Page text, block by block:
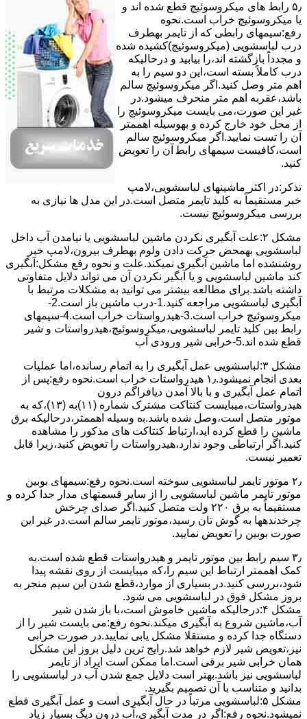
۵٫ رابط های ﻣﯿﮑﺮوﺳﻮﺋﯿﭻ ﻗﻄﻊ شده اند و
ﯾﺎ ﻣﯿﮑﺮوﺳﻮﺋﯿﭻ ﺧﺮاب اﺳﺖ.نحوه
رفع:سیمهای راﺑﻄﯽ ﮐﻪ از ﺗﺎﯾﻤﺮ بهطرف
درب لباسشویی (ﻣﯿﮑﺮوﺳﻮﺋﯿﭻ)کشیده شده
و مجدداً بازگشته اند،را ﺑﯿﺎﺑﯿﺪ و درحالیکه
درب کاملاً ﺑﺴﺘﻪ اﺳﺖ،اﯾﻦ دو ﺳﯿﻢ را ﺑﻪ
اﻫﻢ ﻣﺘﺮ وصل کنید.اﮔﺮ ﻣﯿﮑﺮوﺳﻮﺋﯿﭻ ﺳﺎﻟﻢ
ﺑﺎﺷﺪ،ﻋﻘﺮﺑﻪ اهم متر ﻣﻨﺤﺮف میشود.در
ﻏﯿﺮ اﯾﻦ ﺻﻮرت،می بایست ﻣﯿﮑﺮوﺳﻮﺋﯿﭻ را
از ﻣﺤﻞ خود ﺧﺎرج کرده و بهوسیله اهممتر
آن را ﺗﺴﺖ ﻧﻤﺎﯾﯿﺪ.اﮔﺮ ﻣﯿﮑﺮوﺳﻮﺋﯿﭻ ﺳﺎﻟﻢ
اﺳﺖ،ﮐﺎﻓﯿﺴﺖ سیمهای راﺑﻄ آن را ﺗﻌﻮﯾﺾ
کنید.
ﺗﺬﮐﺮ:در اﮐﺜﺮ ماشینهای لباسشویی،ﻻﻣﭗ
ﺧﺒﺮ مستقیماً ﺑﻪ ﮐﻠﯿﺪ ﺗﺎﯾﻤﺮ ﻣﺘﺼﻞ اﺳﺖ.در اﯾﻦ مدل ها ﻧﯿﺎزی ﺑﻪ
بررسی ﻣﯿﮑﺮوﺳﻮﺋﯿﭻ نیست.
مشکل ۲:علت آبگیری نکردن ماشین لباسشویی یا نیامدن آب داخل
لباسشویی بهمحض ﺣﺮﮐﺖ دادن وﻟﻮم بهطرف ﺑﯿﺮون،ﻻﻣﭗ ﺧﺒﺮ
روشنشده اﻣﺎ ﻣﺎﺷﯿﻦ آﺑﮕﯿﺮی نمیکند.ﻋﻠﺖ و نحوه رﻓﻊ مشکل:آبگیری
کند ماشین لباسشویی و یا آبگیر نکردن آن می تواند دلایل متفاوتی
داشته باشد.برای مطالعه بیشتر می توانید به مشکلات مرتبط با
آبگیری لباسشویی مراجعه کنید.1-درب ﻣﺎﺷﯿﻦ ﺑﺎز اﺳﺖ.2-
ﻣﯿﮑﺮوﺳﻮﺋﯿﭻ ﺧﺮاب اﺳﺖ.3-ﻫﯿﺪرواﺳﺘﺎت ﺧﺮاب اﺳﺖ.4-سیمهای
راﺑﻂ ﺑﯿﻦ ﮐﻠﯿﺪ ﺗﺎﯾﻤﺮ لباسشویی،ﻣﯿﮑﺮوﺳﻮﺋﯿﭻ،ﻫﯿﺪرواﺳﺘﺎت و ﺷﯿﺮ
ﻗﻄﻊ ﺷﺪه اند.5-خرابی شیر ورودی آب
مشکل ۳:لباسشویی ﻋﻤﻞ آﺑﮕﯿﺮی را ﺑﻪ اﺗﻤﺎم رﺳﺎﻧﺪه،اﻣﺎ ﻋﻤﻠﯿﺎت
ﺑﻌﺪی اﻧﺠﺎم نمیشود.۱٫ ﻫﯿﺪرواﺳﺘﺎت ﺧﺮاب اﺳﺖ.نحوه رﻓﻊ:ﭘﺲ از
اﺗﻤﺎم عمل آﺑﮕﯿﺮی و ﺑﺎ ﺑﺎﻻ آﻣﺪن دﯾﺎﻓﺮاﮔﻢ درون
ﻫﯿﺪرواﺳﺘﺎت،میبایست ﮐﻨﺘﺎﮐﺖ ﻣﺸﺘﺮک شماره (۱۱)به (۱۳)،ﮐﻪ ﺑﻪ
ﻣﻮﺗﻮر ﻣﺘﺼﻞ اﺳﺖ،وﺻﻞ ﺷﺪه ﺑﺎﺷﺪ.ﺑه وسیله اهممتر،درحالیکه ﺑﺮق
ﻣﺎﺷﯿﻦ را ﻗﻄﻊ کرده اید،ارﺗﺒﺎط ﮐﻨﺘﺎﮐﺖ ﻫﺎی ﻣﺬﮐﻮر را ﻣﺸﺎﻫﺪه
کنید.اﮔﺮ ارﺗﺒﺎطی وجود ندارد،ﻫﯿﺪرواﺳﺘﺎت را ﺗﻌﻮﯾﺾ ﮐﻨﯿﺪ،زﯾﺮا قابل
ﺗﻌﻤﯿﺮ نیست.
۲٫ ﻣﻮﺗﻮر ﺗﺎﯾﻤﺮ لباسشویی ﺳﻮﺧﺘﻪ اﺳﺖ.نحوه رﻓﻊ:سیمهای ﺑﻮﺑﯿﻦ
ﻣﻮﺗﻮر ﺗﺎﯾﻤﺮ ماشین لباسشویی را از ﺳﺎﯾﺮ قسمتهای ﻣﺪار ﺟﺪا کرده و
مستقیماً ﺑﻪ برق ۲۲۰ وﻟﺖ ﻣﺘﺼﻞ کنید.اﮔﺮ ﺻﺪای ﭼﺮﺧﺶ
چرخدندهها به گوش تان رﺳﯿﺪ،ﻣﻮﺗﻮر ﺗﺎﯾﻤﺮ ﺳﺎﻟﻢ اﺳﺖ.در ﻏﯿﺮ اﯾﻦ
ﺻﻮرت ﺑﻮﺑﯿﻦ را ﺗﻌﻮﯾﺾ ﻧﻤﺎﯾﯿﺪ.
۳٫ ﺳﯿﻢ راﺑﻂ ﺑﯿﻦ ﻣﻮﺗﻮر ﺗﺎﯾﻤﺮ و ﻫﯿﺪرواﺳﺘﺎت ﻗﻄﻊ ﺷﺪه اﺳﺖ.به
کمک اهممتر ارﺗﺒﺎط اﯾﻦ ﺳﯿﻢ را،ﮐﻪ میبایست از روی ﻧﻘﺸﻪ ﭘﯿﺪا
ﺷﻮد،بررسی ﮐﻨﯿﺪ.در ﺑﺴﯿﺎری از موارد،ﻗﻄﻊ ﺷﺪن اﯾﻦ ﺳﯿﻢ ﻣﻨﺠﺮ ﺑﻪ
ﺑﺮوز مشکل ﻓﻮق در لباسشویی می شود.
مشکل ۴:درحالیکه ﻣﺎﺷﯿﻦ ﺧﺎﻣﻮش اﺳﺖ،ﺑﺎ ﺑﺎز ﺷﺪن ﺷﯿﺮ
آب،ﻣﺎﺷﯿﻦ ﺷﺮوع ﺑﻪ آﺑﮕﯿﺮی میکند.نحوه رﻓﻊ:می بایست ﺷﯿﺮ را از
دستگاه جدا کرده و مستقلا مشکل یابی نمایید.در صورت خرابی
نیز،تعویض شیر لازم خواهد شد.رایج ترین دلیل بروز این مشکل
همان خرابی شیر برقی است.اما ممکن است ایراد از تایمر
لباسشویی نیز باشد.بهتر است دلایل جمع شدن آب در لباسشویی را
بدانید و متناسب با آن تصمیم بگیرید.
مشکل ۵:لباسشویی مرتباً در ﺣﺎل آﺑﮕﯿﺮی اﺳﺖ و ﻋﻤﻞ آﺑﮕﯿﺮی ﻗﻄﻊ
نمیشود.نحوه رﻓﻊ:اﮔﺮ در ﻣﺪت آﺑﮕﯿﺮی،آب درون دﯾﮓ ﺑﺴﯿﺎر زﯾﺎد